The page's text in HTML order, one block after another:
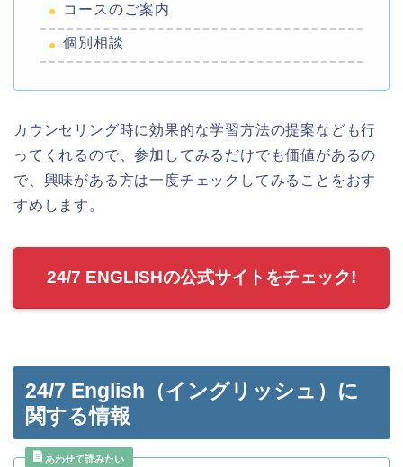
コースのご案内
個別相談
カウンセリング時に効果的な学習方法の提案なども行
ってくれるので、参加してみるだけでも価値があるの
で、興味がある方は一度チェックしてみることをおす
すめします。
24/7 ENGLISHの公式サイトをチェック!
24/7 English（イングリッシュ）に
関する情報